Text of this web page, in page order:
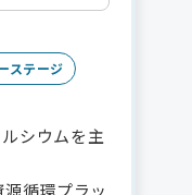
ステージ
シウムを主
循環プラッ